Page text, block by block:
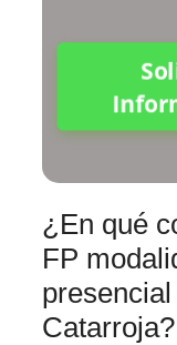
¿En qué
FP
presencial
Catarroja?